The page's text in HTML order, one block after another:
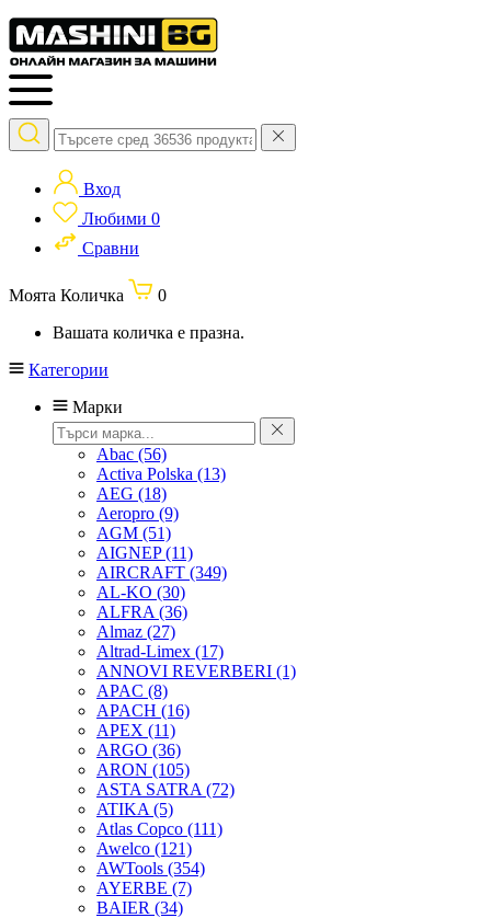
Вход
Любими 0
Сравни
Моята Количка
0
Вашата количка е празна.
Категории
Марки
Abac (56)
Activa Polska (13)
AEG (18)
Aeropro (9)
AGM (51)
AIGNEP(11)
AIRCRAFT (349)
AL-KO (30)
ALFRA (36)
Almaz (27)
Altrad-Limex (17)
ANNOVI REVERBERI (1)
APAC (8)
APACH (16)
APEX (11)
ARGO (36)
ARON (105)
ASTA SATRA (72)
ATIKA (5)
Atlas Copco (111)
Awelco (121)
AWTools (354)
AYERBE (7)
BAIER (34)